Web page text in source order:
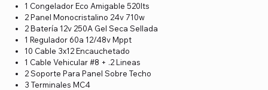
1 Congelador Eco Amigable 520lts
2 Panel Monocristalino 24v 710w
2 Batería 12v 250A Gel Seca Sellada
1 Regulador 60a 12/48v Mppt
10 Cable 3x12 Encauchetado
1 Cable Vehicular #8 + .2 Lineas
2 Soporte Para Panel Sobre Techo
3 Terminales MC4